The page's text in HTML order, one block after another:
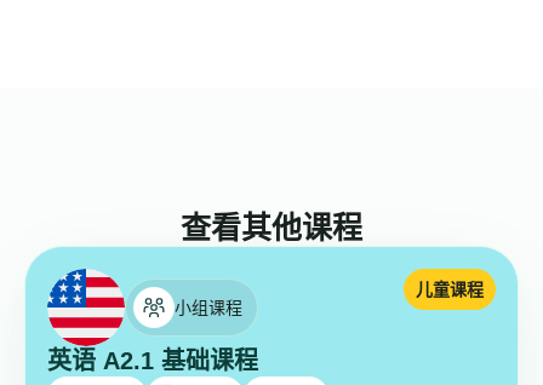
查看其他课程
小组课程
英语 A2.1 基础课程
儿童课程